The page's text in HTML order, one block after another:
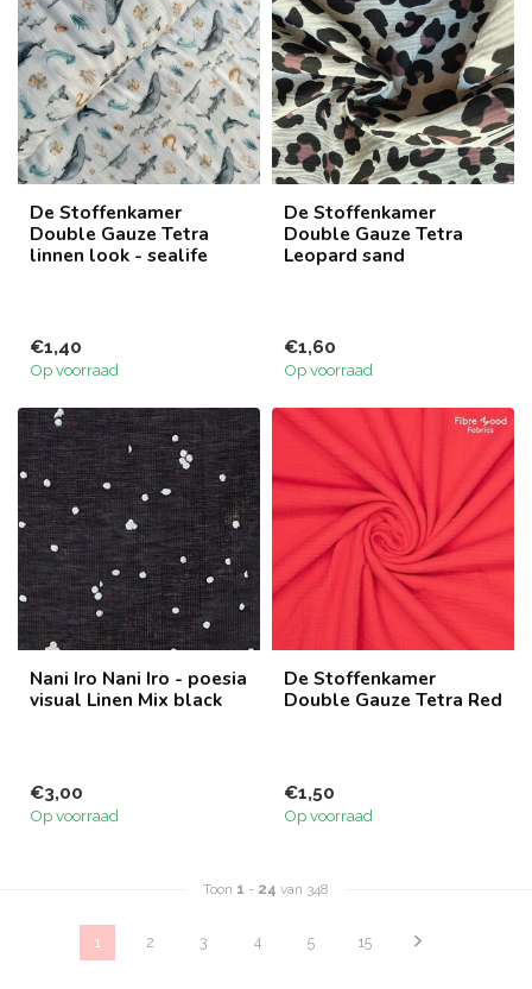
De Stoffenkamer
Double Gauze Tetra
linnen look - sealife
€1,40
Op voorraad
De Stoffenkamer
Double Gauze Tetra
Leopard sand
€1,60
Op voorraad
Nani Iro Nani Iro - poesia
visual Linen Mix black
€3,00
Op voorraad
De Stoffenkamer
Double Gauze Tetra Red
€1,50
Op voorraad
Toon 1 - 24 van 348
1 2 3 4 5 15